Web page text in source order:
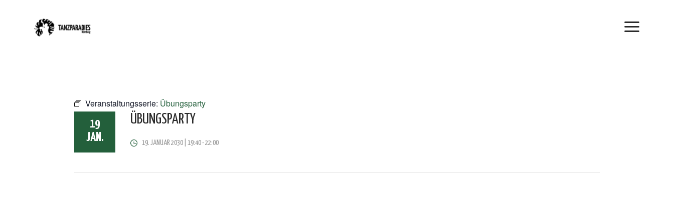
Veranstaltungsserie: Übungsparty
19
JAN.
ÜBUNGSPARTY
19. JANUAR 2030 | 19:40-22:00